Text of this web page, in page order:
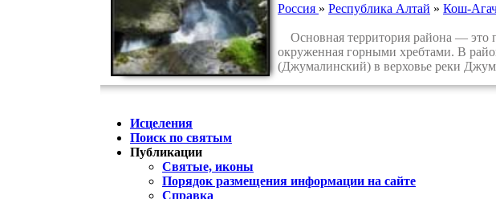
Россия » Республика Алтай » Кош-
Основная территория района — это
окруженная горными хребтами. В
(Джумалинский) в верховье реки
Исцеления
Поиск по святым
Публикации
Святые, иконы
Порядок размещения информации на сайте
Справка